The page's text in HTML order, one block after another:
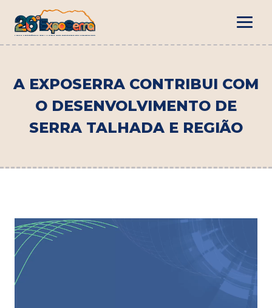
A EXPOSERRA CONTRIBUI COM
O DESENVOLVIMENTO DE
SERRA TALHADA E REGIÃO